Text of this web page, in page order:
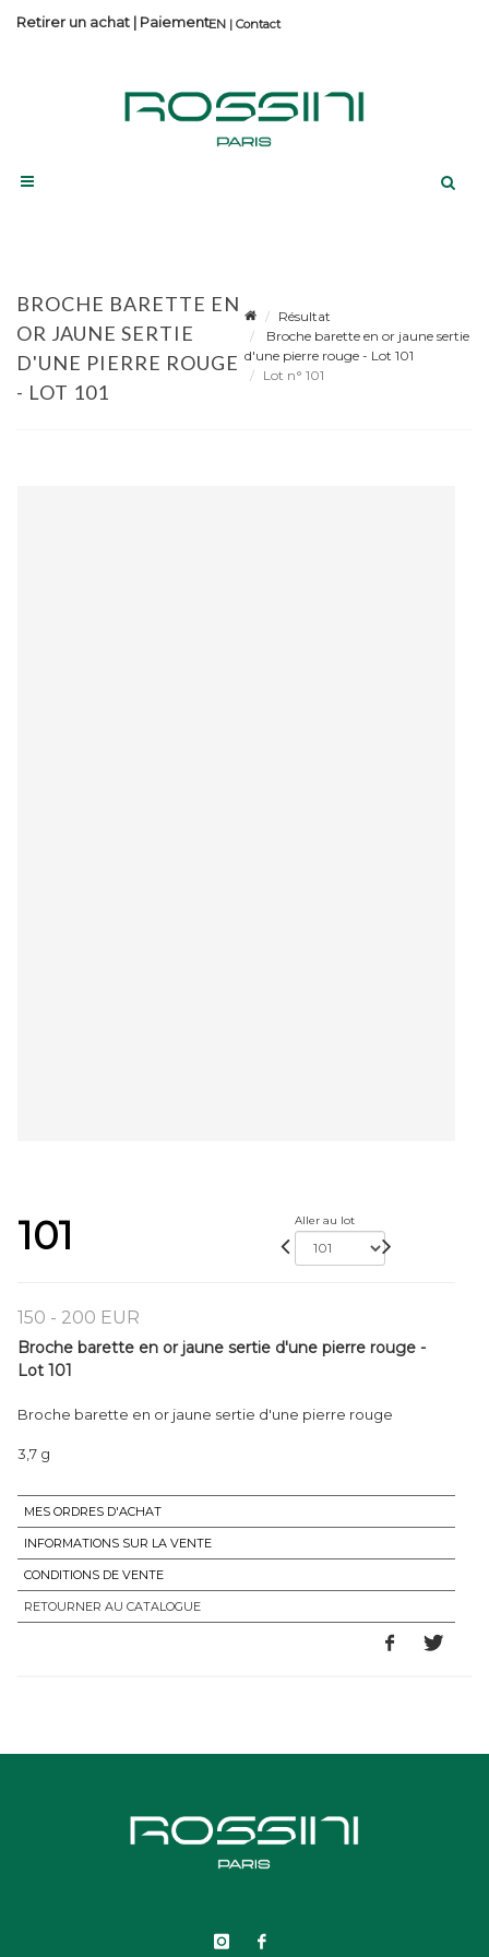
Contact
Retirer un achat | Paiement
BROCHE BARETTE EN
OR JAUNE SERTIE
D'UNE PIERRE ROUGE
- LOT 101
Résultat
Broche barette en or jaune sertie
d'une pierre rouge - Lot 101
Lot n° 101
101 Aller au lot
150 - 200 EUR
Broche barette en or jaune sertie d'une pierre rouge -
Lot 101
Broche barette en or jaune sertie d'une pierre rouge
3,7 g
MES ORDRES D'ACHAT
INFORMATIONS SUR LA VENTE
CONDITIONS DE VENTE
RETOURNER AU CATALOGUE